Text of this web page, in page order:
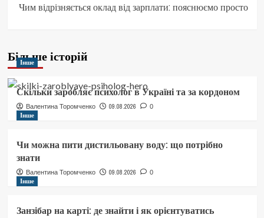
Чим відрізняється оклад від зарплати: пояснюємо просто
Більше історій
Інше
Скільки заробляє психолог в Україні та за кордоном
Валентина Торомченко 09.08.2026 0
Інше
Чи можна пити дистильовану воду: що потрібно
знати
Валентина Торомченко 09.08.2026 0
Інше
Занзібар на карті: де знайти і як орієнтуватись